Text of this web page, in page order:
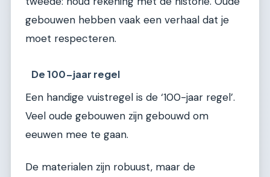
gebouwen hebben vaak een verhaal dat je
moet respecteren.
De 100-jaar regel
Een handige vuistregel is de ‘100-jaar regel’.
Veel oude gebouwen zijn gebouwd om
eeuwen mee te gaan.
De materialen zijn robuust, maar de